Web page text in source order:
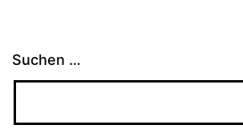
Suchen …